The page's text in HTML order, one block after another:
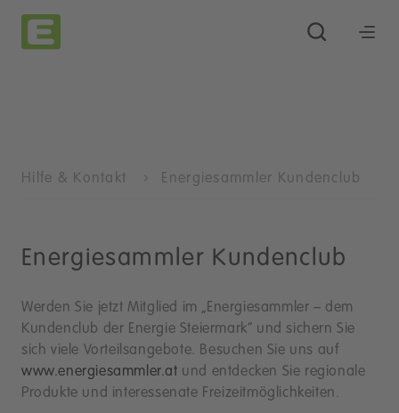
Hilfe & Kontakt Energiesammler Kundenclub
Energiesammler Kundenclub
Werden Sie jetzt Mitglied im „Energiesammler – dem
Kundenclub der Energie Steiermark“ und sichern Sie
sich viele Vorteilsangebote. Besuchen Sie uns auf
www.energiesammler.at und entdecken Sie regionale
Produkte und interessenate Freizeitmöglichkeiten.